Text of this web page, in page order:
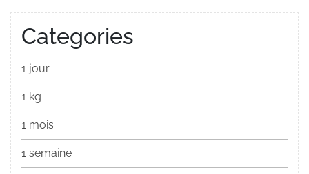
Categories
1 jour
1 kg
1 mois
1 semaine